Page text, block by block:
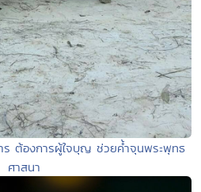
ร ต้องการผู้ใจบุญ ช่วยค้ำจุนพระพุทธ
ศาสนา